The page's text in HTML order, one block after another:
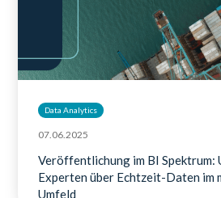
Data Analytics
07.06.2025
Veröffentlichung im BI Spektrum:
Experten über Echtzeit-Daten im
Umfeld